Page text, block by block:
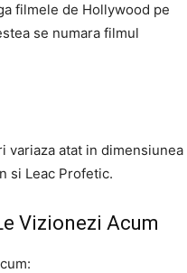
filmele de Hollywood pe
se numara filmul
variaza atat in ​​dimensiunea
si Leac Profetic.
Vizionezi Acum